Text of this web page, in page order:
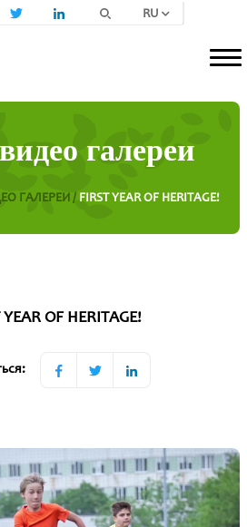
RU
галереи
ГАЛЕРЕИ / FIRST YEAR OF HERITAGE!
YEAR OF HERITAGE!